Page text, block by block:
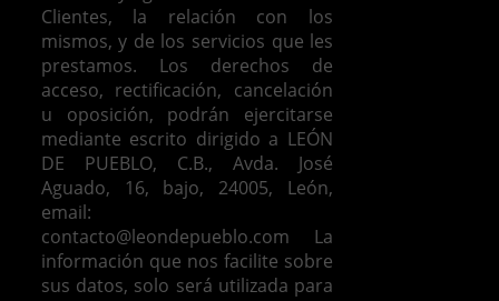
Clientes, la relación con los
mismos, y de los servicios que les
prestamos.
Los derechos de
acceso, rectificación, cancelación
u oposición, podrán ejercitarse
mediante escrito dirigido a LEÓN
DE PUEBLO, C.B., Avda. José
Aguado, 16, bajo, 24005, León,
email:
contacto@leondepueblo.com
La
información que nos facilite sobre
sus datos, solo será utilizada para